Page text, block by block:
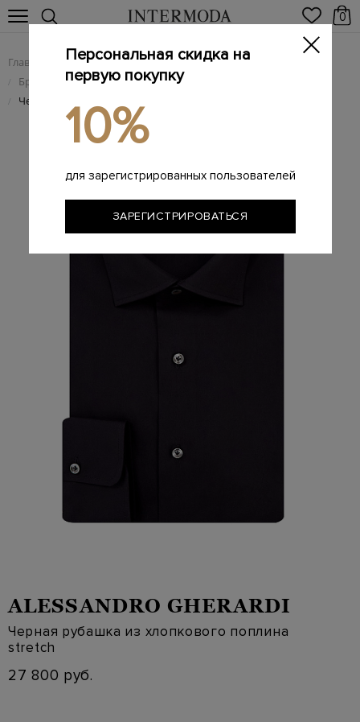
0
Главная Мужчинам / Одежда
/ Брендовые мужские рубашки
/ Черная рубашка из хлопкового поплина stretch
ALESSANDRO GHERARDI
Черная рубашка из хлопкового поплина
stretch
27 800 руб.
Персональная скидка на
первую покупку
10%
для зарегистрированных пользователей
ЗАРЕГИСТРИРОВАТЬСЯ